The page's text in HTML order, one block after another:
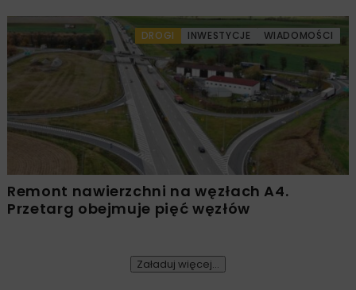
DROGI INWESTYCJE WIADOMOŚCI
Remont nawierzchni na węzłach A4.
Przetarg obejmuje pięć węzłów
Załaduj więcej...